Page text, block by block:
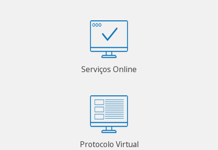
Serviços Online
Protocolo Virtual